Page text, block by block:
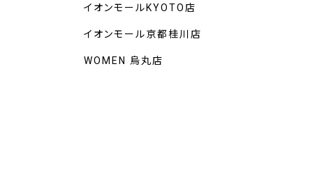
イオンモールKYOTO店
イオンモール京都桂川店
WOMEN 烏丸店